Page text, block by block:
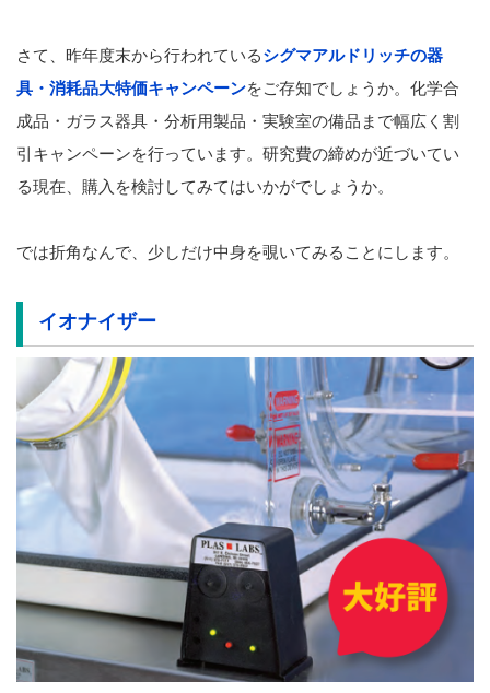
さて、昨年度末から行われているシグマアルドリッチの器
具・消耗品大特価キャンペーンをご存知でしょうか。化学合
成品・ガラス器具・分析用製品・実験室の備品まで幅広く割
引キャンペーンを行っています。研究費の締めが近づいてい
る現在、購入を検討してみてはいかがでしょうか。
では折角なんで、少しだけ中身を覗いてみることにします。
イオナイザー